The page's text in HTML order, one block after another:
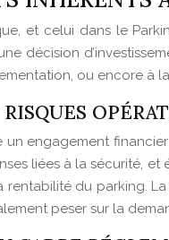
et celui dans le
décision
ou encore à
un engagement
liées à la sécurité,
du parking.
peser sur la